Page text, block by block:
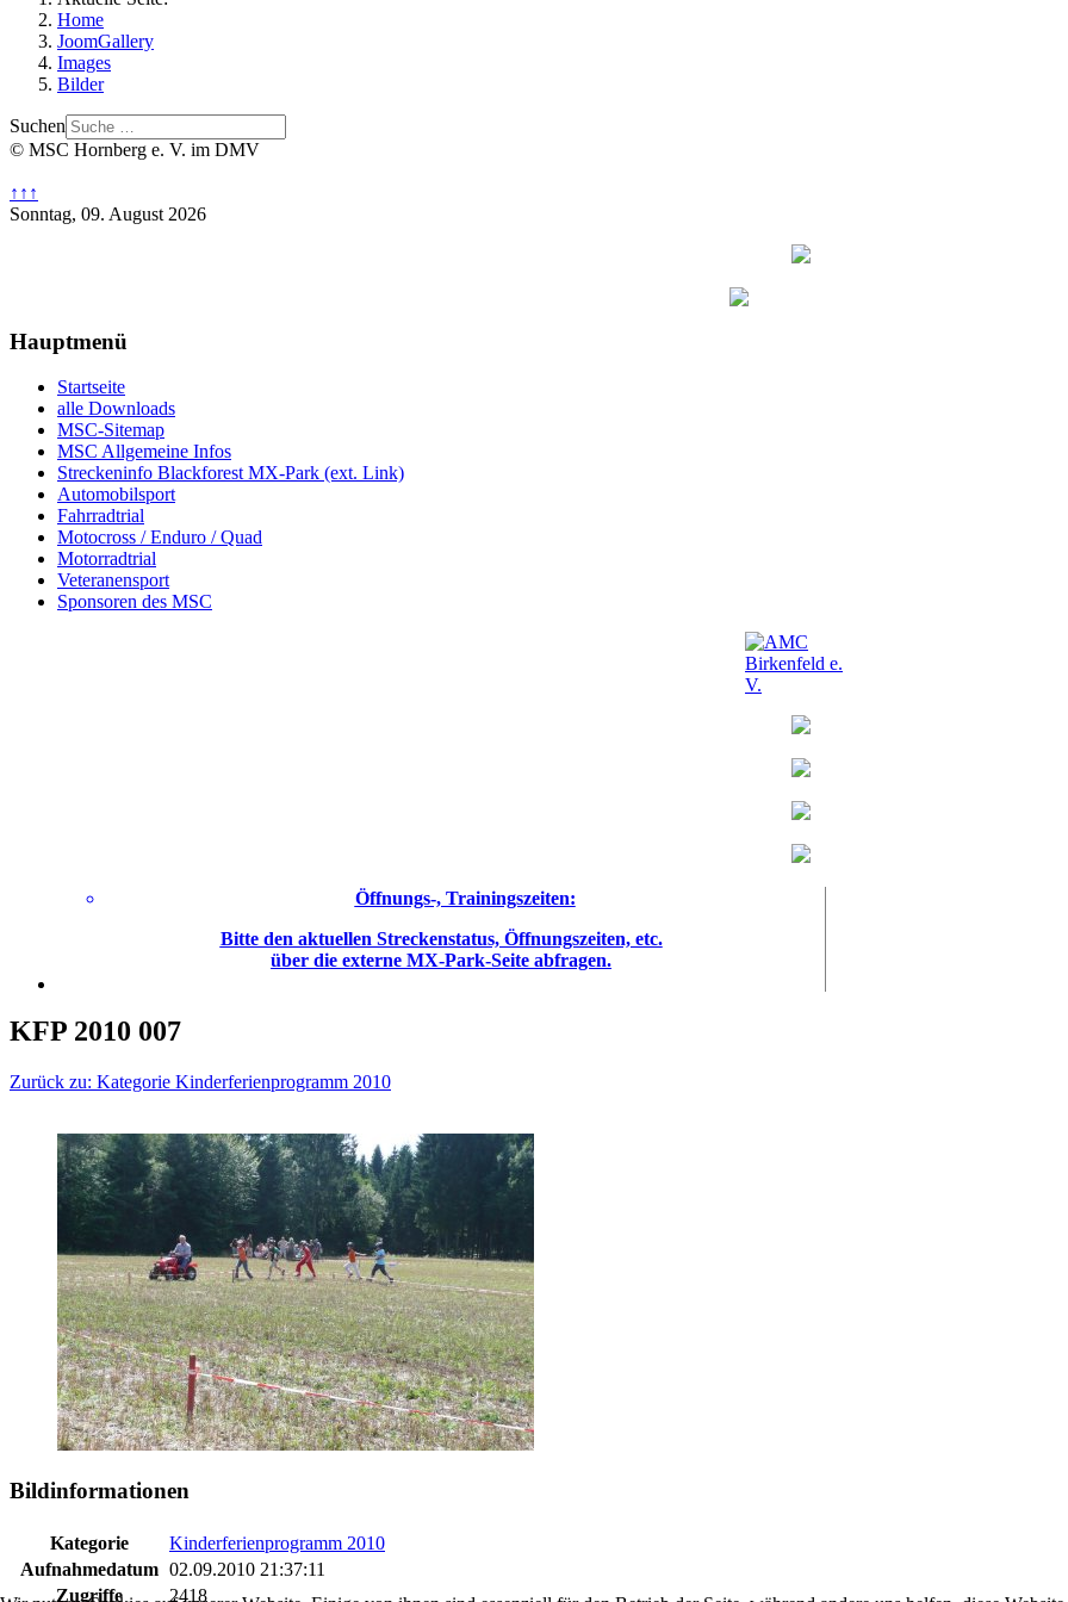
Home
JoomGallery
Images
Bilder
Suchen
© MSC Hornberg e. V. im DMV
↑↑↑
Sonntag, 09. August 2026
Hauptmenü
Startseite
alle Downloads
MSC-Sitemap
MSC Allgemeine Infos
Streckeninfo Blackforest MX-Park (ext. Link)
Automobilsport
Fahrradtrial
Motocross / Enduro / Quad
Motorradtrial
Veteranensport
Sponsoren des MSC
Öffnungs-, Trainingszeiten:
Bitte den aktuellen Streckenstatus, Öffnungszeiten, etc.
über die externe MX-Park-Seite abfragen.
KFP 2010 007
Zurück zu: Kategorie Kinderferienprogramm 2010
Bildinformationen
Kategorie
Kinderferienprogramm 2010
Aufnahmedatum 02.09.2010 21:37:11
Zugriffe
2418